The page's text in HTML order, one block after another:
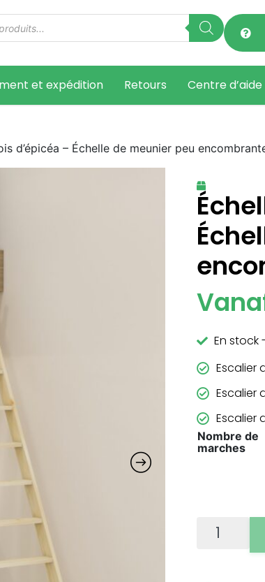
et expédition Retours Centre d’aide
d’épicéa – Échelle de meunier peu
En stock
Escalier
Escalier
Escalier
Nombre de
marches